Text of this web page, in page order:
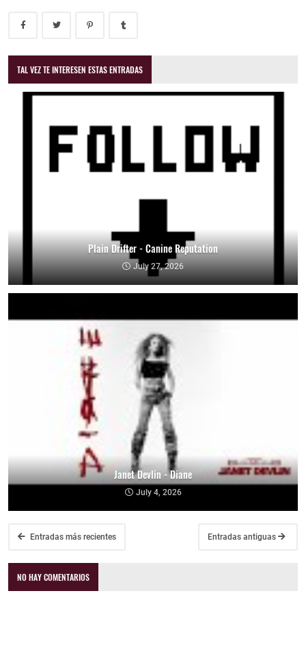
TAL VEZ TE INTERESEN ESTAS ENTRADAS
Plain Drifter - Canine Reputation
July 27, 2026
Janet Devlin - Diane
July 4, 2026
Entradas más recientes Entradas antiguas
NO HAY COMENTARIOS